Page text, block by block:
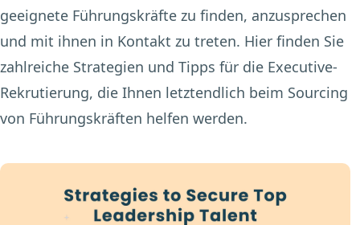
geeignete Führungskräfte zu finden, anzusprechen
und mit ihnen in Kontakt zu treten. Hier finden Sie
zahlreiche Strategien und Tipps für die Executive-
Rekrutierung, die Ihnen letztendlich beim Sourcing
von Führungskräften helfen werden.